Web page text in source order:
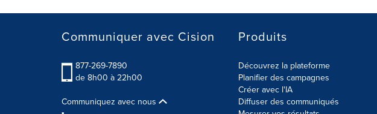
Communiquer avec Cision
877-269-7890
de 8h00 à 22h00
Communiquez avec nous
Produits
Découvrez la plateforme
Planifier des campagnes
Créer avec l'IA
Diffuser des communiqués